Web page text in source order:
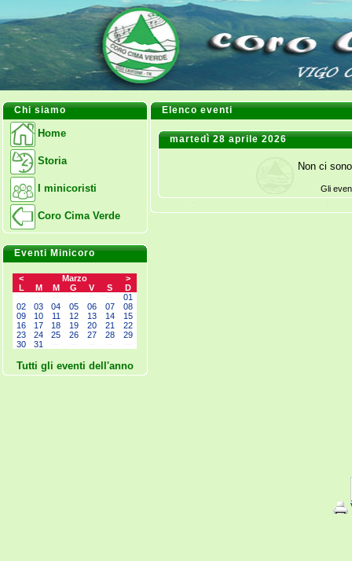
Chi siamo
Home
Storia
I minicoristi
Coro Cima Verde
Eventi Minicoro
< Marzo
>
L
M M G V S
D
01
02
03 04 05 06 07
08
09
10 11 12 13 14
15
16
17 18 19 20 21
22
23
24 25 26 27 28
29
30
31
Tutti gli eventi dell'anno
Elenco eventi
martedì 28 aprile 2026
Non ci
Gli